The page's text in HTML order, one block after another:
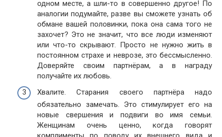
одном месте, а шли-то в совершенно другое! По
аналогии подумайте, разве вы сможете узнать об
обмане вашей половинки, пока она сама того не
захочет? Это не значит, что все люди изменяют
или что-то скрывают. Просто не нужно жить в
постоянном страхе и неврозе, это бессмысленно.
Доверяйте своим партнёрам, а в награду
получайте их любовь.
Хвалите. Старания своего партнёра надо
обязательно замечать. Это стимулирует его на
новые свершения и подвиги во имя семьи.
Женщинам очень ценно, когда говорят